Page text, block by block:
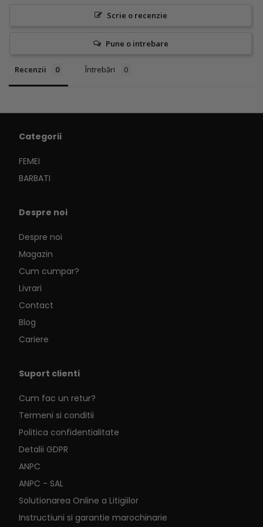
Scrie o recenzie
Pune o intrebare
Recenzii Întrebări
Categorii
FEMEI
BARBATI
Despre noi
Despre noi
Magazin
Cum cumpar?
Livrari
Contact
Blog
Cariere
Suport clienti
Cum fac un retur?
Termeni si conditii
Politica confidentialitate
Detalii GDPR
ANPC
ANPC - SAL
Solutionarea Online a Litigiilor
Instructiuni si garantie marochinarie